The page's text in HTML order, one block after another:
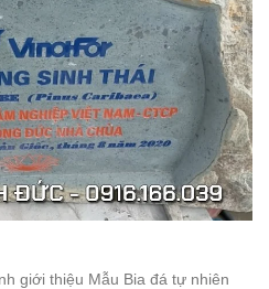
giới thiệu Mẫu Bia đá tự nhiên